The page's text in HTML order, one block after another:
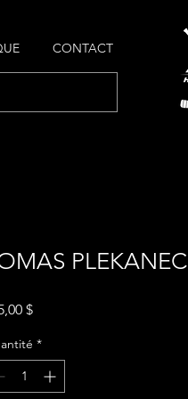
CONTACT
PLEKANEC
$Prix
*